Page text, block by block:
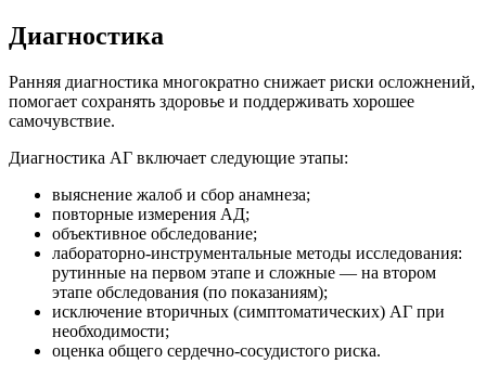
Диагностика
Ранняя диагностика многократно снижает риски осложнений,
помогает сохранять здоровье и поддерживать хорошее
самочувствие.
Диагностика АГ включает следующие этапы:
выяснение жалоб и сбор анамнеза;
повторные измерения АД;
объективное обследование;
лабораторно-инструментальные методы исследования:
рутинные на первом этапе и сложные — на втором
этапе обследования (по показаниям);
исключение вторичных (симптоматических) АГ при
необходимости;
оценка общего сердечно-сосудистого риска.